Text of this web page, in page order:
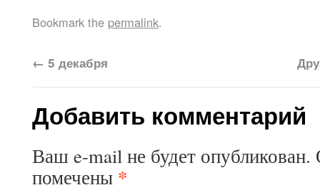
Bookmark the permalink.
← 5 декабря
Добавить комментарий
Ваш e-mail не будет опубликован.
помечены *